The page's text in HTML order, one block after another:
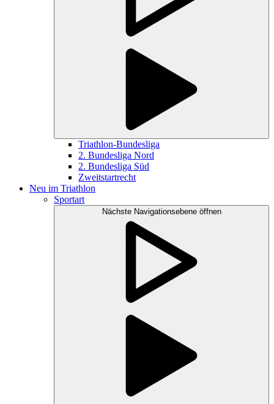
Triathlon-Bundesliga
2. Bundesliga Nord
2. Bundesliga Süd
Zweitstartrecht
Neu im Triathlon
Sportart
Nächste Navigationsebene öffnen